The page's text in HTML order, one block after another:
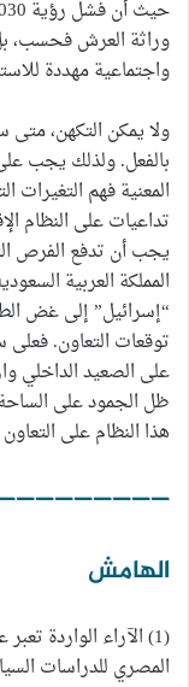
وراثة العرش فحسب،
واجتماعية مهددة
ولا يمكن التكهن،
بالفعل. ولذلك يجب
المعنية فهم التغيرات
تداعيات على النظام
يجب أن تدفع الفرص
المملكة العربية
“إسرائيل” إلى غض
توقعات التعاون. فعلى
على الصعيد الداخلي
ظل الجمود على الساحة
هذا النظام على
الهامش
(1) الآراء الواردة
المصري للدراسات